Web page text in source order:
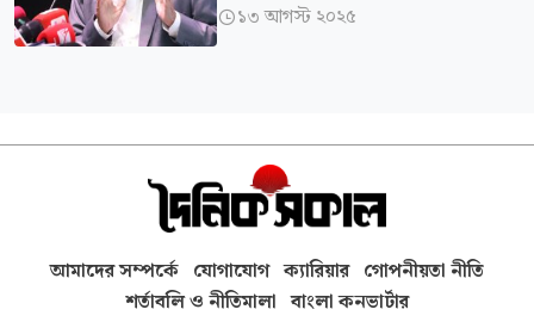
১৩ আগস্ট ২০২৫
আমাদের সম্পর্কে যোগাযোগ ক্যারিয়ার গোপনীয়তা নীতি
শর্তাবলি ও নীতিমালা বাংলা কনভার্টার